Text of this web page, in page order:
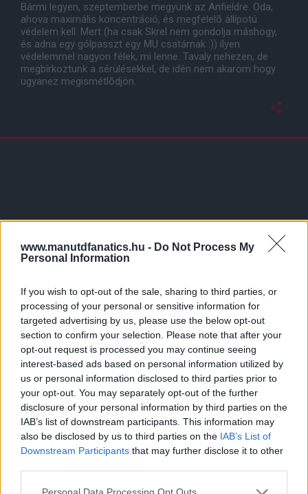
www.manutdfanatics.hu - Do Not Process My
Personal Information
If you wish to opt-out of the sale, sharing to third parties, or
processing of your personal or sensitive information for
targeted advertising by us, please use the below opt-out
section to confirm your selection. Please note that after your
opt-out request is processed you may continue seeing
interest-based ads based on personal information utilized by
us or personal information disclosed to third parties prior to
your opt-out. You may separately opt-out of the further
disclosure of your personal information by third parties on the
IAB’s list of downstream participants. This information may
also be disclosed by us to third parties on the IAB’s List of
Downstream Participants that may further disclose it to other
Please note that this website/app uses one or more Google
Bármi legyen, szeptemberbe megyünk az Anfieldre. Oda,
ahova maximális koncentráció, és megfelelõ állípotú
védelem kell. Mert (ha csak Skrel nem gondolja máshogy,
és adna egy gólpasszt egy MU csatárnak :)) ilyen
védelemmel nagyon félek, mi lenne. Tavaly nehezen, de
megbírkoztunk a sérülésekkel, de idén nem akarom hogy
ugyanez megismétlõdjön.